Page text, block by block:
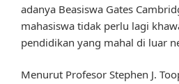
adanya Beasiswa Gates
mahasiswa tidak perlu lagi
pendidikan yang mahal di luar
Menurut Profesor Stephen J.